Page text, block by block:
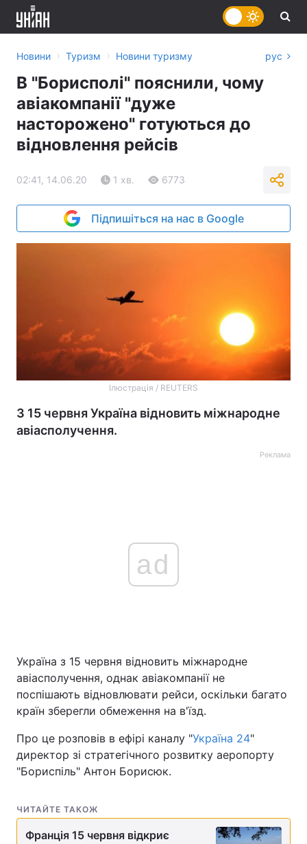
Головна Війна
Україна Політика
Економіка Світ
Спорт Наука
Новини › Туризм › Новини туризму рус
В "Борисполі" пояснили, чому
авіакомпанії "дуже
насторожено" готуються до
відновлення рейсів
02:41, 14.06.20 1 хв. 6773
Підпишіться на нас в Google
Ілюстрація / REUTERS
З 15 червня Україна відновить міжнародне
авіасполучення.
Реклама
ad
Україна з 15 червня відновить міжнародне
авіасполучення, однак авіакомпанії не
поспішають відновлювати рейси, оскільки багато
країн зберегли обмеження на в'їзд.
Про це розповів в ефірі каналу "Україна 24"
директор зі стратегічного розвитку аеропорту
"Бориспіль" Антон Борисюк.
ЧИТАЙТЕ ТАКОЖ
Франція 15 червня відкриє